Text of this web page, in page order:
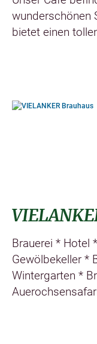
wunderschönen
bietet einen
Brauerei * Hotel
Gewölbekeller *
Wintergarten *